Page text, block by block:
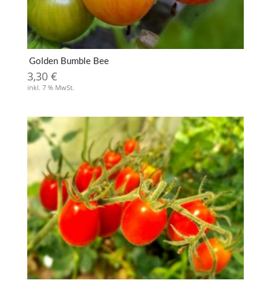
Golden Bumble Bee
3,30 €
inkl. 7 % MwSt.